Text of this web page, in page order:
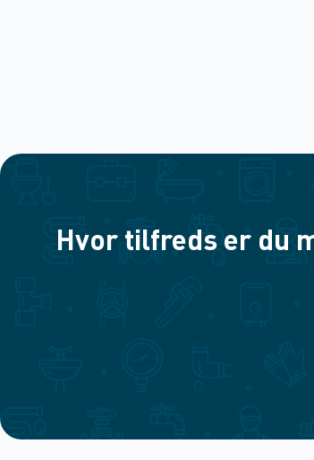
Hvor tilfreds er du